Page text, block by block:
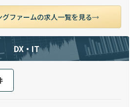
グファームの求人一覧を見る
DX・IT